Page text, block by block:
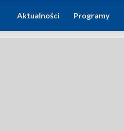
Aktualności Programy